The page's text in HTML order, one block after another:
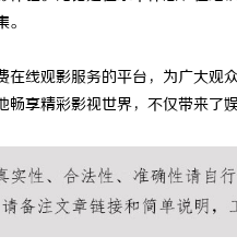
在线观影服务的平台，为广大
畅享精彩影视世界，不仅带来